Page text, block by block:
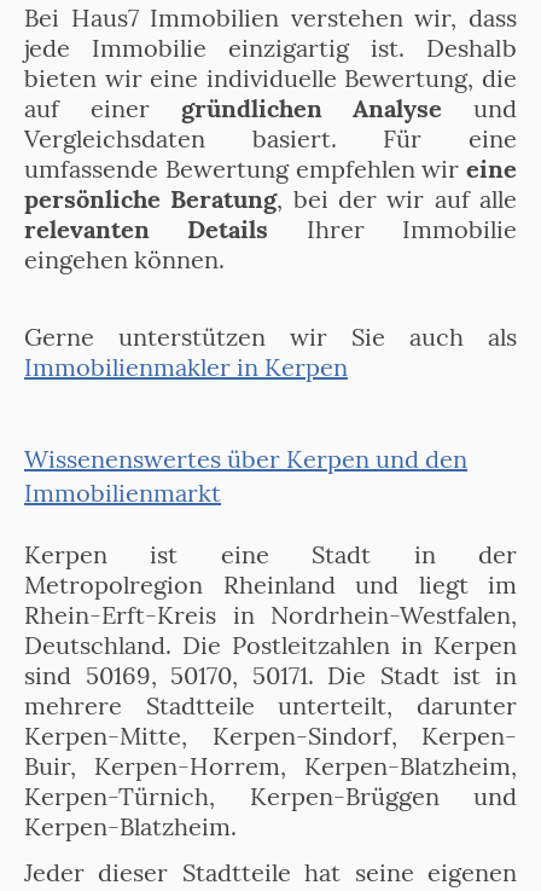
Bei Haus7 Immobilien verstehen wir, dass
jede Immobilie einzigartig ist. Deshalb
bieten wir eine individuelle Bewertung, die
auf einer gründlichen Analyse und
Vergleichsdaten basiert. Für eine
umfassende Bewertung empfehlen wir eine
persönliche Beratung, bei der wir auf alle
relevanten Details Ihrer Immobilie
eingehen können.
Gerne unterstützen wir Sie auch als
Immobilienmakler in Kerpen
Wissenenswertes über Kerpen und den
Immobilienmarkt
Kerpen ist eine Stadt in der
Metropolregion Rheinland und liegt im
Rhein-Erft-Kreis in Nordrhein-Westfalen,
Deutschland. Die Postleitzahlen in Kerpen
sind 50169, 50170, 50171. Die Stadt ist in
mehrere Stadtteile unterteilt, darunter
Kerpen-Mitte, Kerpen-Sindorf, Kerpen-
Buir, Kerpen-Horrem, Kerpen-Blatzheim,
Kerpen-Türnich, Kerpen-Brüggen und
Kerpen-Blatzheim.
Jeder dieser Stadtteile hat seine eigenen